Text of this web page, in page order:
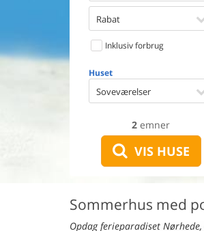
Rabat
Inklusiv forbrug
Huset
Soveværelser
2 emner
VIS HUSE
Sommerhus med
Opdag ferieparadiset